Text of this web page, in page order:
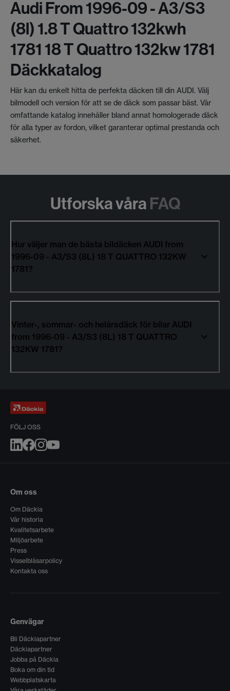
Audi From 1996-09 - A3/s3
(8l) 1.8 T Quattro 132kwh
1781 18 T Quattro 132kw 1781
Däckkatalog
Här kan du enkelt hitta de perfekta däcken till din AUDI. Välj
bilmodell och version för att se de däck som passar bäst. Vår
omfattande katalog innehåller bland annat homologerade däck
för alla typer av fordon, vilket garanterar optimal prestanda och
säkerhet.
Utforska våra FAQ
Hur väljer man de bästa bildäcken AUDI from
1996-09 - A3/S3 (8L) 18 T QUATTRO 132KW
1781?
Vinter-, sommar- och helårsdäck för bilar AUDI
from 1996-09 - A3/S3 (8L) 18 T QUATTRO
132KW 1781?
FÖLJ OSS
Om oss
Om Däckia
Vår historia
Kvalitetsarbete
Miljöarbete
Press
Visselblåsarpolicy
Kontakta oss
Genvägar
Bli Däckiapartner
Däckiapartner
Jobba på Däckia
Boka om din tid
Webbplatskarta